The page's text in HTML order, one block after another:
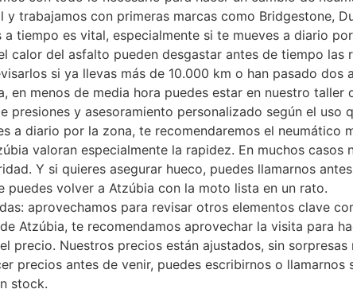
trabajamos con primeras marcas como Bridgestone,
a tiempo es vital, especialmente si te mueves a diario
calor del asfalto pueden desgastar antes de tiempo
si ya llevas más de 10.000 km o han pasado dos
en menos de media hora puedes estar en nuestro
presiones y asesoramiento personalizado según el
a diario por la zona, te recomendaremos el neumático
valoran especialmente la rapidez. En muchos
Y si quieres asegurar hueco, puedes llamarnos
puedes volver a Atzúbia con la moto lista en un rato.
aprovechamos para revisar otros elementos clave
Atzúbia, te recomendamos aprovechar la visita para
precio. Nuestros precios están ajustados, sin
precios antes de venir, puedes escribirnos o
stock.